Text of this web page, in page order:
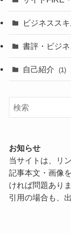
ビジネスス
書評・ビジ
自己紹介 (1)
お知らせ
当サイトは、リ
記事本文・画像
ければ問題ありま
引用の場合も、